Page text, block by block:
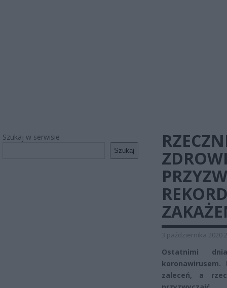
Szukaj w serwisie
Szukaj
3 października 2020
Ostatnimi
zaleceń, a